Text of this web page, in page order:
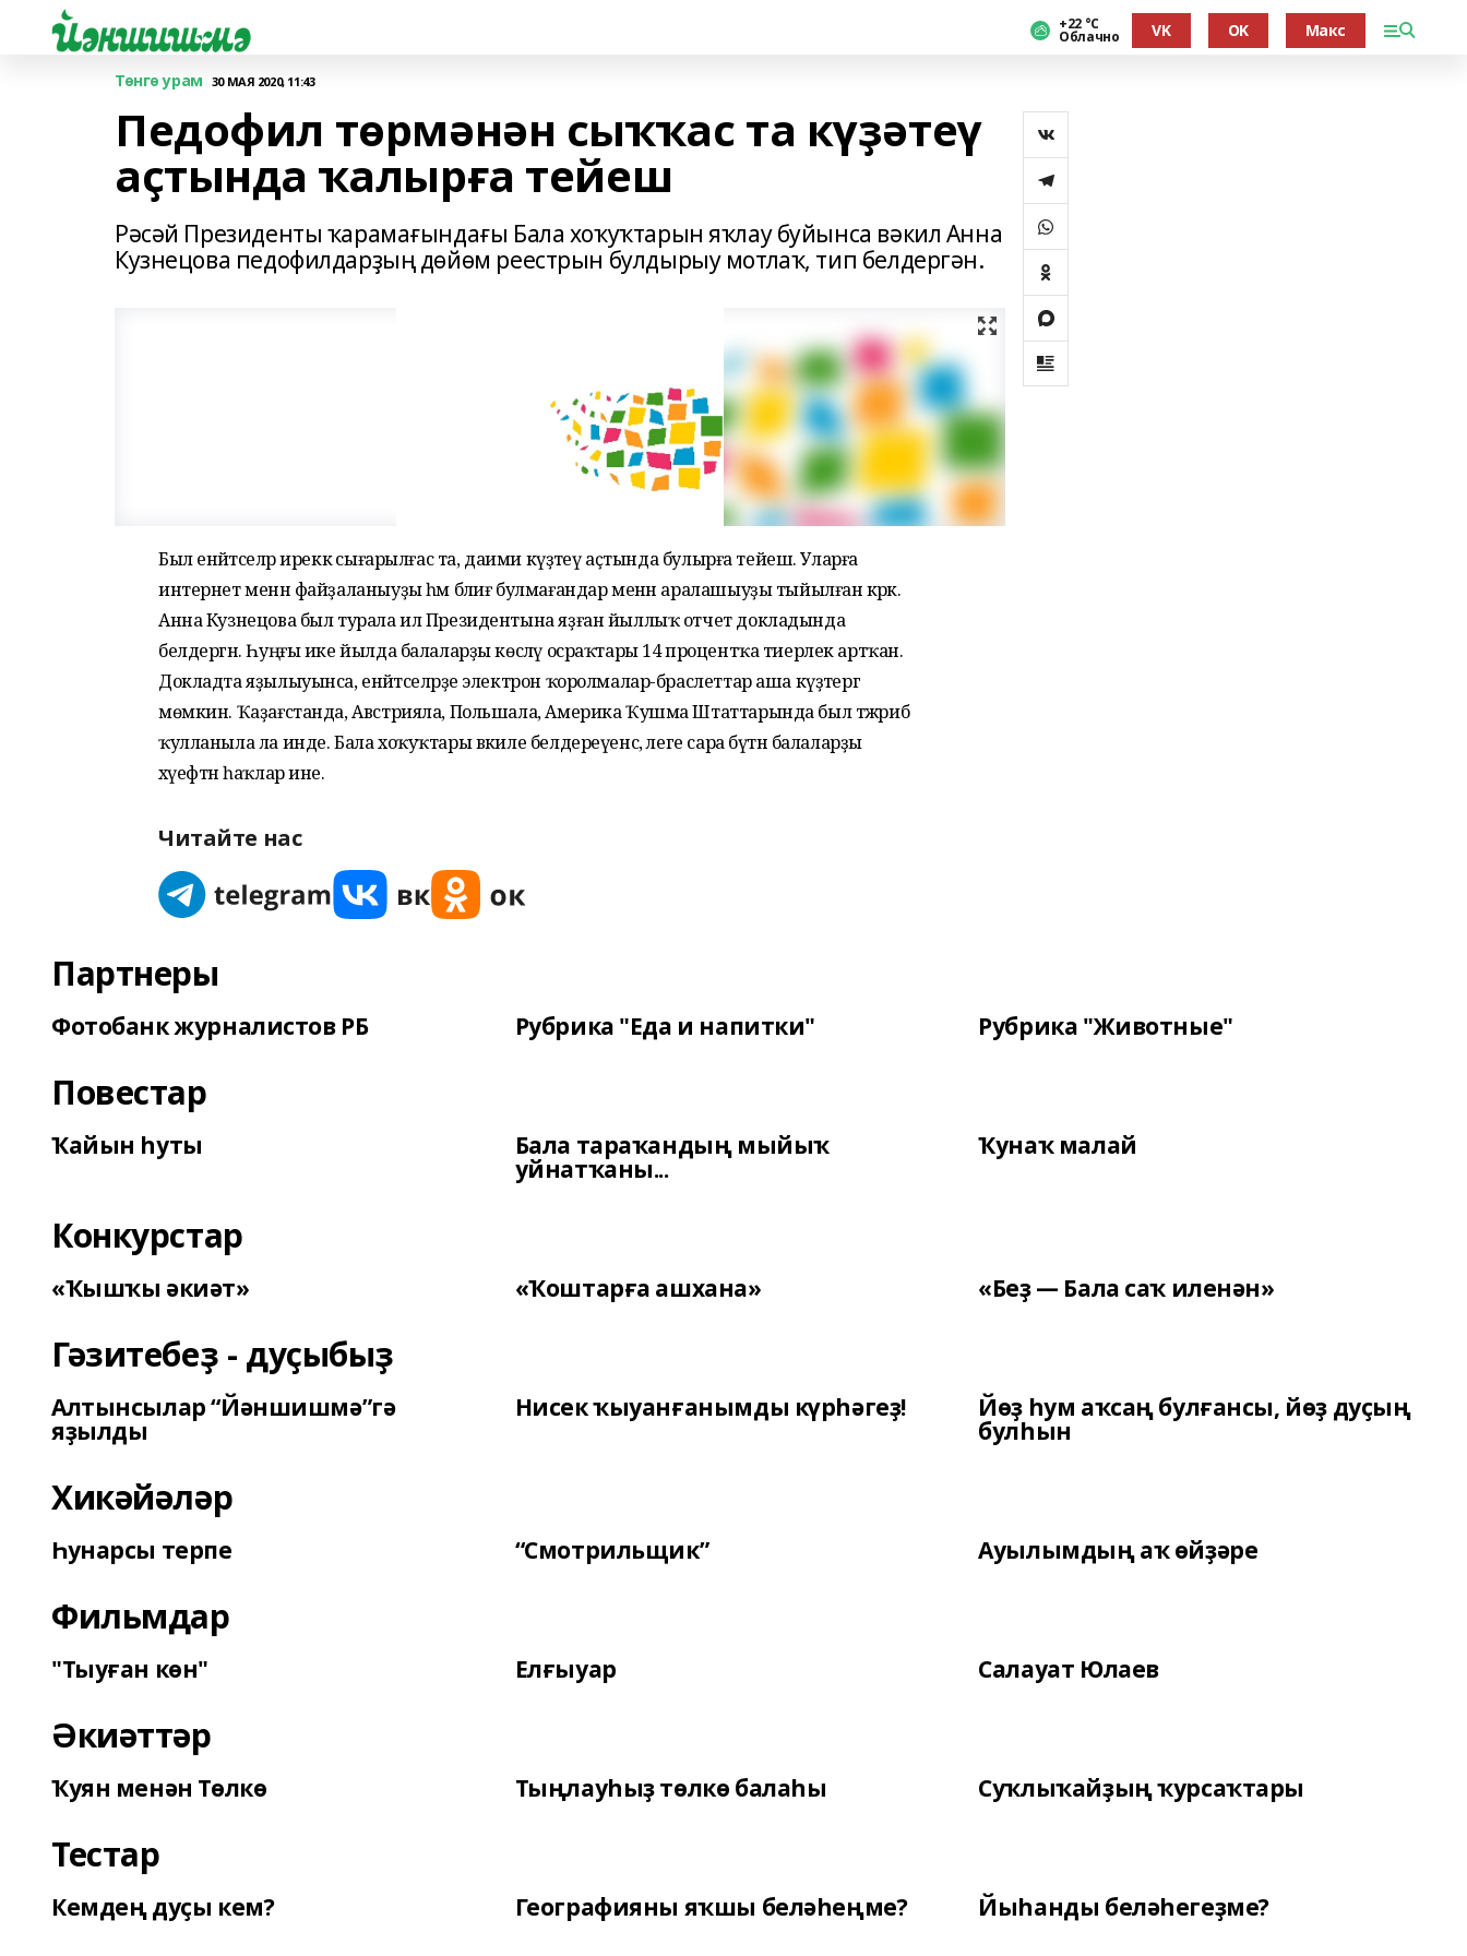
+22 °С
Облачно VK OK Макс
Төнгө урам 30 МАЯ 2020, 11:43
Педофил төрмәнән сыҡҡас та күҙәтеү
аҫтында ҡалырға тейеш
Рәсәй Президенты ҡарамағындағы Бала хоҡуҡтарын яҡлау буйынса вәкил Анна
Кузнецова педофилдарҙың дөйөм реестрын булдырыу мотлаҡ, тип белдергән.
Был енәйәтселәр иреккә сығарылғас та, даими күҙәтеү аҫтында булырға тейеш. Уларға
интернет менән файҙаланыуҙы һәм бәлиғ булмағандар менән аралашыуҙы тыйылған кәрәк.
Анна Кузнецова был турала ил Президентына яҙған йыллыҡ отчет докладында
белдергән. Һуңғы ике йылда балаларҙы көсләү осраҡтары 14 процентҡа тиерлек артҡан.
Докладта яҙылыуынса, енәйәтселәрҙе электрон ҡоролмалар-браслеттар аша күҙәтергә
мөмкин. Ҡаҙағстанда, Австрияла, Польшала, Америка Ҡушма Штаттарында был тәжрибә
ҡулланыла ла инде. Бала хоҡуҡтары вәкиле белдереүенсә, әлеге сара бүтән балаларҙы
хәүефтән һаҡлар ине.
Читайте нас
Партнеры
Фотобанк журналистов РБ Рубрика "Еда и напитки" Рубрика "Животные"
Повестар
Ҡайын һуты Бала тараҡандың мыйыҡ
уйнатҡаны...
Ҡунаҡ малай
Конкурстар
«Ҡышҡы әкиәт» «Ҡоштарға ашхана» «Беҙ — Бала саҡ иленән»
Гәзитебеҙ - дуҫыбыҙ
Алтынсылар “Йәншишмә”гә
яҙылды
Нисек ҡыуанғанымды күрһәгеҙ! Йөҙ һум аҡсаң булғансы, йөҙ дуҫың
булһын
Хикәйәләр
Һунарсы терпе “Смотрильщик” Ауылымдың аҡ өйҙәре
Фильмдар
"Тыуған көн" Елғыуар Салауат Юлаев
Әкиәттәр
Ҡуян менән Төлкө Тыңлауһыҙ төлкө балаһы Суҡлыҡайҙың ҡурсаҡтары
Тестар
Кемдең дуҫы кем? Географияны яҡшы беләһеңме? Йыһанды беләһегеҙме?